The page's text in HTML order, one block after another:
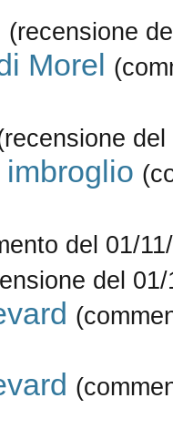
(recensione
Morel
del 01/
del